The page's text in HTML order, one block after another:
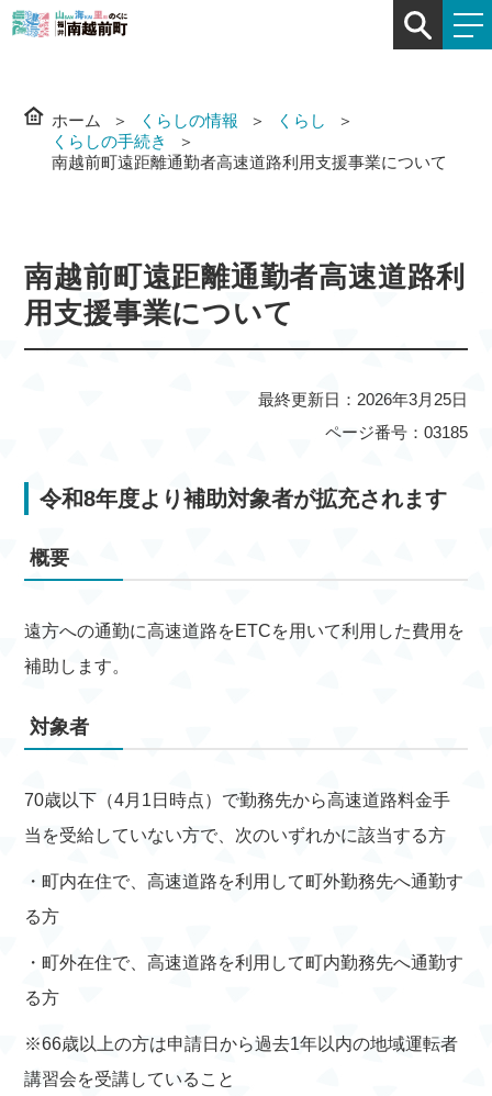
ホーム くらしの情報
くらし
くらしの手続き
南越前町遠距離通勤者高速道路利用支援事業について
南越前町遠距離通勤者高速道路利
用支援事業について
最終更新日：2026年3月25日
ページ番号：03185
令和8年度より補助対象者が拡充されます
概要
遠方への通勤に高速道路をETCを用いて利用した費用を
補助します。
対象者
70歳以下（4月1日時点）で勤務先から高速道路料金手
当を受給していない方で、次のいずれかに該当する方
・町内在住で、高速道路を利用して町外勤務先へ通勤す
る方
・町外在住で、高速道路を利用して町内勤務先へ通勤す
る方
※66歳以上の方は申請日から過去1年以内の地域運転者
講習会を受講していること